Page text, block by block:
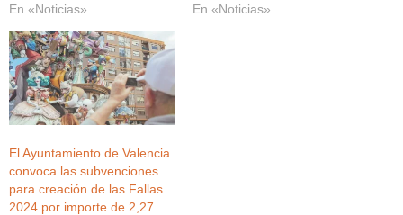
En «Noticias»
En «Noticias»
El Ayuntamiento de Valencia
convoca las subvenciones
para creación de las Fallas
2024 por importe de 2,27